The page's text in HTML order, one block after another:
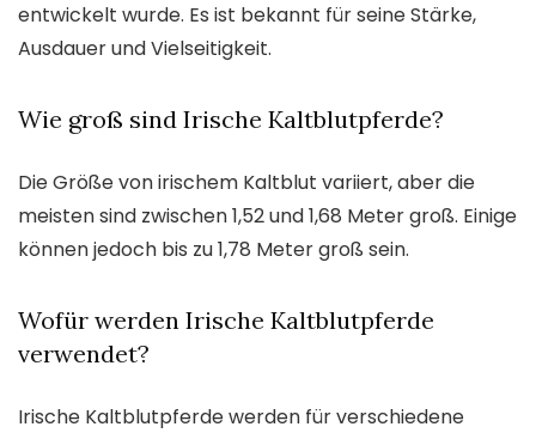
entwickelt wurde. Es ist bekannt für seine Stärke,
Ausdauer und Vielseitigkeit.
Wie groß sind Irische Kaltblutpferde?
Die Größe von irischem Kaltblut variiert, aber die
meisten sind zwischen 1,52 und 1,68 Meter groß. Einige
können jedoch bis zu 1,78 Meter groß sein.
Wofür werden Irische Kaltblutpferde
verwendet?
Irische Kaltblutpferde werden für verschiedene